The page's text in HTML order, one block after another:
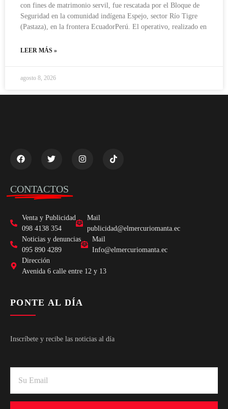
con fines de matrimonio servil, fue rescatada por el Bloque de
Seguridad en la comunidad indígena Espejo, sector Río Tigre
(Pastaza), en la frontera EcuadorPerú. El operativo, realizado en
LEER MÁS »
agosto 8, 2026
CONTACTOS
Venta y Publicidad
098 4138 354
Mail
publicidad@elmercuriomanta.ec
Noticias y denuncias
095 890 4289
Mail
Info@elmercuriomanta.ec
Dirección
Avenida 6 calle entre 12 y 13
PONTE AL DÍA
Inscríbete y recibe las noticias al día